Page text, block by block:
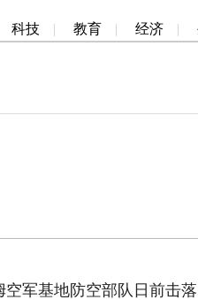
科技 | 教育 | 经济 |
军基地防空部队日前击